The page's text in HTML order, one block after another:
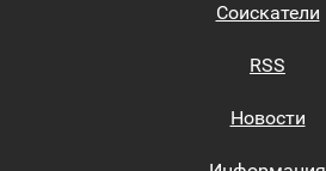
Соискатели
RSS
Новости